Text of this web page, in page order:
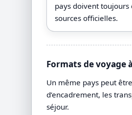
pays doivent
sources officielles.
Formats de voyage
Un même pays peut
d’encadrement, les
séjour.